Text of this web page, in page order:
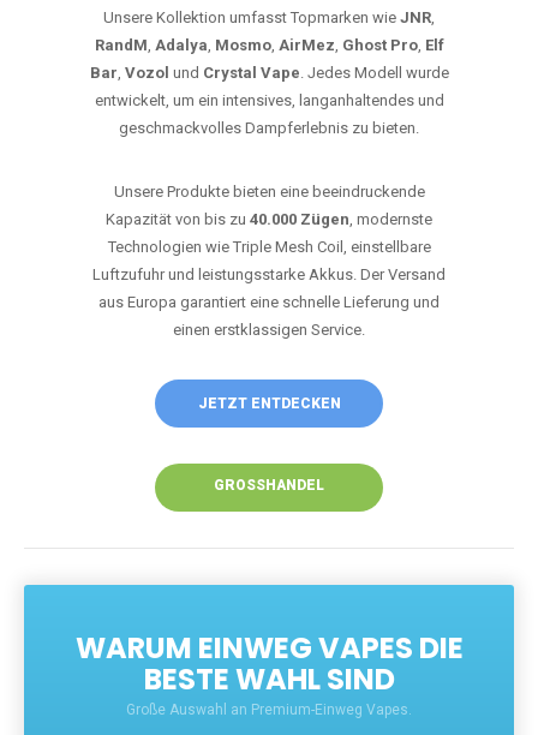
Unsere Kollektion umfasst Topmarken wie JNR,
RandM, Adalya, Mosmo, AirMez, Ghost Pro, Elf
Bar, Vozol und Crystal Vape. Jedes Modell wurde
entwickelt, um ein intensives, langanhaltendes und
geschmackvolles Dampferlebnis zu bieten.
Unsere Produkte bieten eine beeindruckende
Kapazität von bis zu 40.000 Zügen, modernste
Technologien wie Triple Mesh Coil, einstellbare
Luftzufuhr und leistungsstarke Akkus. Der Versand
aus Europa garantiert eine schnelle Lieferung und
einen erstklassigen Service.
JETZT ENTDECKEN
GROSSHANDEL
WARUM EINWEG VAPES DIE
BESTE WAHL SIND
Große Auswahl an Premium-Einweg Vapes.